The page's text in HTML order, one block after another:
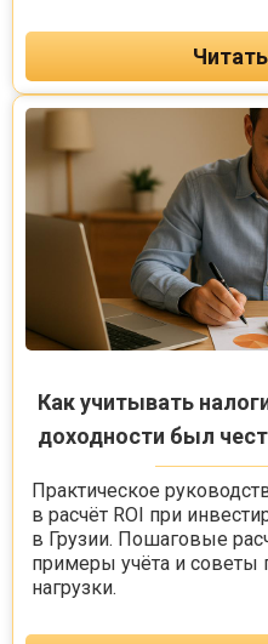
Как учитывать
доходности был
Практическое
в расчёт ROI при
в Грузии. Пошаговые
примеры учёта и
нагрузки.